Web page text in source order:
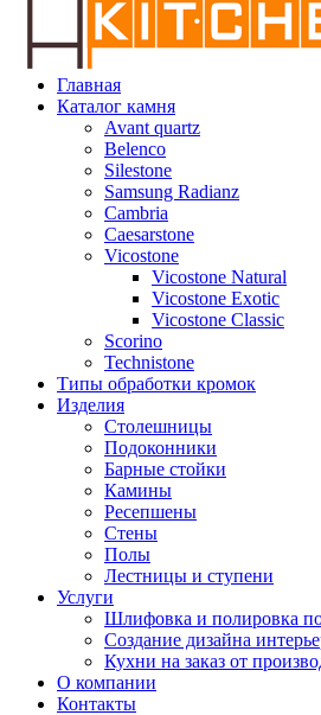
Главная
Каталог камня
Avant quartz
Belenco
Silestone
Samsung Radianz
Сambria
Сaesarstone
Vicostone
Vicostone Natural
Vicostone Exotic
Vicostone Classic
Scorino
Technistone
Типы обработки кромок
Изделия
Столешницы
Подоконники
Барные стойки
Камины
Ресепшены
Стены
Полы
Лестницы и ступени
Услуги
Шлифовка и полировка
Создание дизайна
Кухни на заказ от
О компании
Контакты